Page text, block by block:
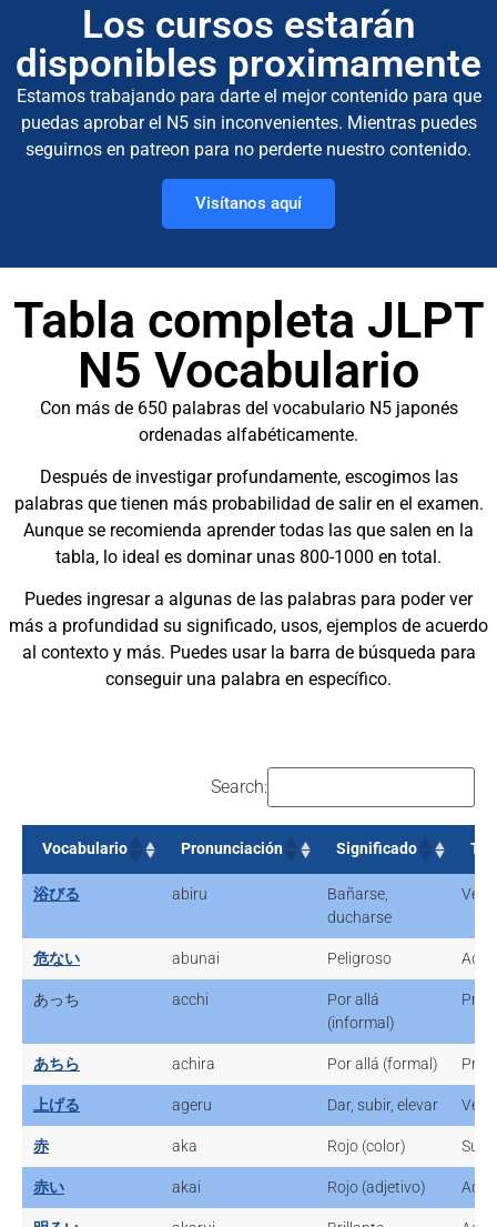
Los cursos estarán
disponibles proximamente
Estamos trabajando para darte el mejor contenido para que
puedas aprobar el N5 sin inconvenientes. Mientras puedes
seguirnos en patreon para no perderte nuestro contenido.
Visítanos aquí
Tabla completa JLPT
N5 Vocabulario
Con más de 650 palabras del vocabulario N5 japonés
ordenadas alfabéticamente.
Después de investigar profundamente, escogimos las
palabras que tienen más probabilidad de salir en el examen.
Aunque se recomienda aprender todas las que salen en la
tabla, lo ideal es dominar unas 800-1000 en total.
Puedes ingresar a algunas de las palabras para poder ver
más a profundidad su significado, usos, ejemplos de acuerdo
al contexto y más. Puedes usar la barra de búsqueda para
conseguir una palabra en específico.
Search:
Vocabulario Pronunciación Significado
Vocabulario
Pronunciación Significado
浴びる abiru
Bañarse,
ducharse
危ない abunai Peligroso
あっち acchi
Por allá
(informal)
あちら achira Por allá (formal)
上げる ageru Dar, subir, elevar
赤 aka Rojo (color)
赤い akai Rojo (adjetivo)